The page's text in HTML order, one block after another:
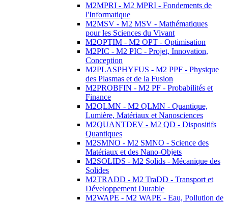
M2MPRI - M2 MPRI - Fondements de
l'Informatique
M2MSV - M2 MSV - Mathématiques
pour les Sciences du Vivant
M2OPTIM - M2 OPT - Optimisation
M2PIC - M2 PIC - Projet, Innovation,
Conception
M2PLASPHYFUS - M2 PPF - Physique
des Plasmas et de la Fusion
M2PROBFIN - M2 PF - Probabilités et
Finance
M2QLMN - M2 QLMN - Quantique,
Lumière, Matériaux et Nanosciences
M2QUANTDEV - M2 QD - Dispositifs
Quantiques
M2SMNO - M2 SMNO - Science des
Matériaux et des Nano-Objets
M2SOLIDS - M2 Solids - Mécanique des
Solides
M2TRADD - M2 TraDD - Transport et
Développement Durable
M2WAPE - M2 WAPE - Eau, Pollution de